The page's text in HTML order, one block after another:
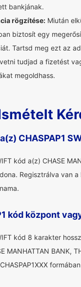
bankjának.
rögzítése: Miután
biztosít egy
Tartsd meg ezt az
tudjad a fizetést
megoldhass.
CHASPAP1
kód a(z) CHASE
Regisztrálva van
kód központ
kód 8 karakter
MANHATTAN BANK,